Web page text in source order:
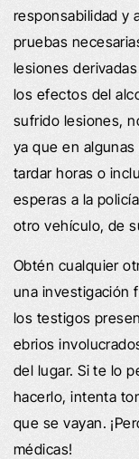
responsabilidad y
pruebas
lesiones
los efectos del
sufrido lesiones,
ya que en
tardar horas o
esperas a la
otro vehículo, de
Obtén cualquier
una investigación
los testigos
ebrios
del lugar. Si te lo
hacerlo, intenta
que se vayan.
médicas!